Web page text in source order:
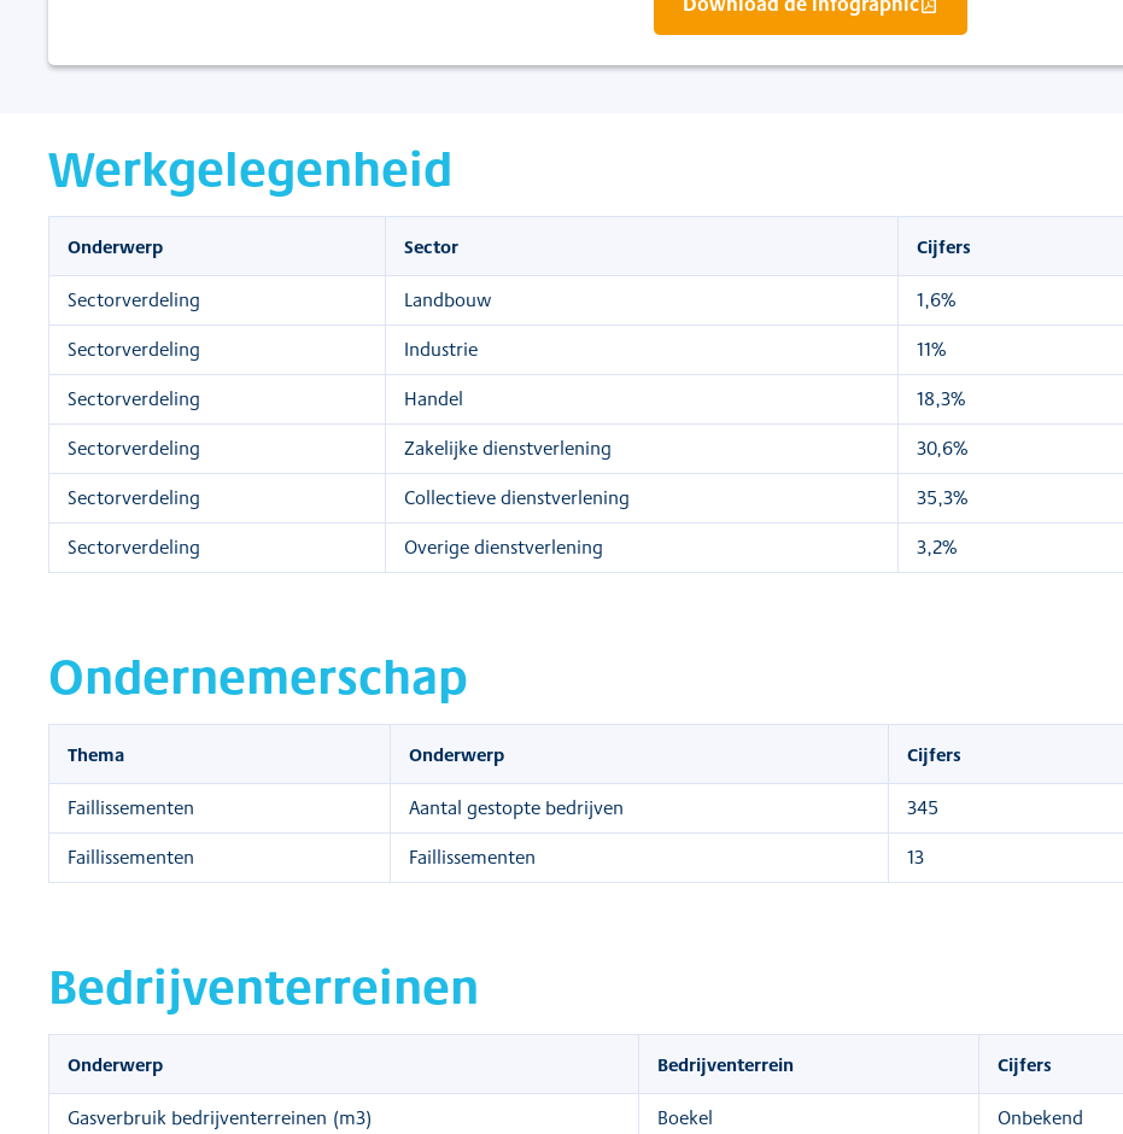
Werkgelegenheid
Onderwerp Sector Cijfers
Sectorverdeling Landbouw 1,6%
Sectorverdeling
Industrie 11%
Sectorverdeling
Handel 18,3%
Sectorverdeling
Zakelijke dienstverlening 30,6%
Sectorverdeling
Collectieve dienstverlening 35,3%
Sectorverdeling
Overige dienstverlening 3,2%
Ondernemerschap
Thema Onderwerp Cijfers
Faillissementen Aantal gestopte bedrijven 345
Faillissementen
Faillissementen 13
Bedrijventerreinen
Onderwerp Bedrijventerrein Cijfers
Gasverbruik bedrijventerreinen (m3) Boekel
Onbekend